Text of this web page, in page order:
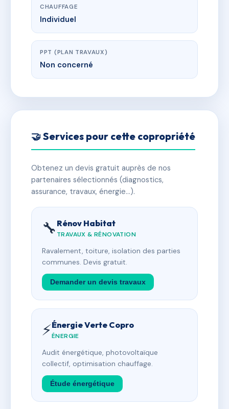
CHAUFFAGE
Individuel
PPT (PLAN TRAVAUX)
Non concerné
🤝 Services pour cette copropriété
Obtenez un devis gratuit auprès de nos
partenaires sélectionnés (diagnostics,
assurance, travaux, énergie…).
🔧 Rénov Habitat
TRAVAUX & RÉNOVATION
Ravalement, toiture, isolation des parties
communes. Devis gratuit.
Demander un devis travaux
⚡Énergie Verte Copro
ÉNERGIE
Audit énergétique, photovoltaïque
collectif, optimisation chauffage.
Étude énergétique